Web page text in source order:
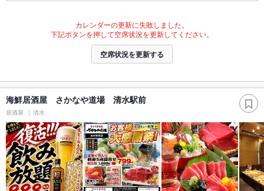
カレンダーの更新に失敗しました。
下記ボタンを押して空席状況を更新してください。
空席状況を更新する
海鮮居酒屋 さかなや道場 清水駅前
居酒屋 清水